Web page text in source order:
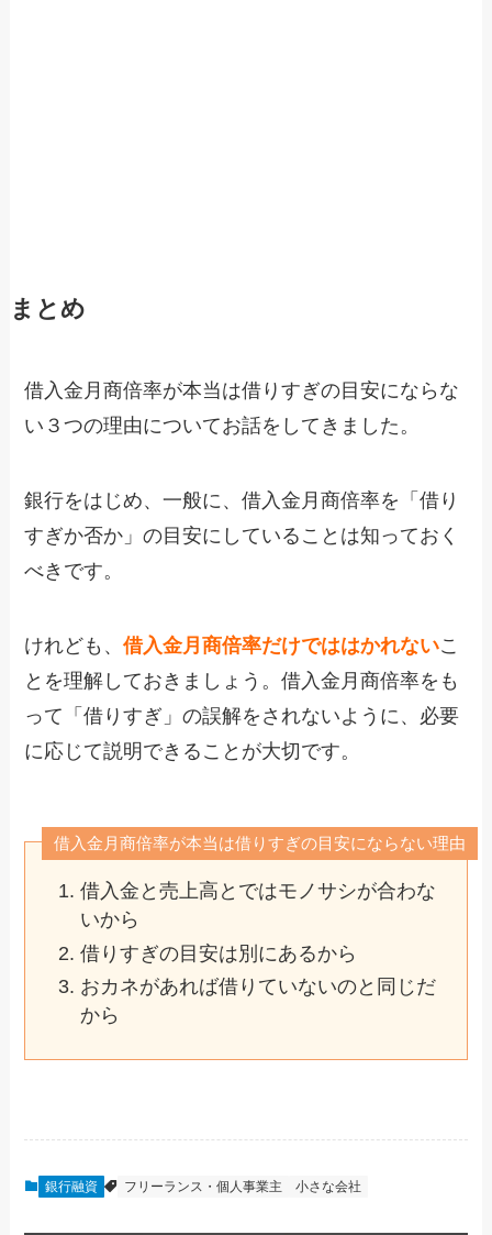
まとめ
借入金月商倍率が本当は借りすぎの目安にならな
い３つの理由についてお話をしてきました。
銀行をはじめ、一般に、借入金月商倍率を「借り
すぎか否か」の目安にしていることは知っておく
べきです。
けれども、借入金月商倍率だけでははかれないこ
とを理解しておきましょう。借入金月商倍率をも
って「借りすぎ」の誤解をされないように、必要
に応じて説明できることが大切です。
借入金月商倍率が本当は借りすぎの目安にならない理由
借入金と売上高とではモノサシが合わな
いから
借りすぎの目安は別にあるから
おカネがあれば借りていないのと同じだ
から
銀行融資 フリーランス・個人事業主 小さな会社